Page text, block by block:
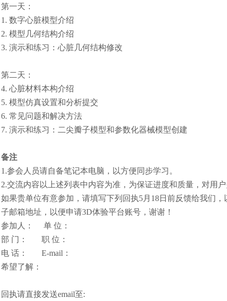
第一天：
1. 数字心脏模型介绍
2. 模型几何结构介绍
3. 演示和练习：心脏几何结构修改
第二天：
4. 心脏材料本构介绍
5. 模型仿真设置和分析提交
6. 常见问题和解决方法
7. 演示和练习：二尖瓣子模型和参数化器械模型创建
备注
1.参会人员请自备笔记本电脑，以方便同步学习。
2.交流内容以上述列表中内容为准，为保证进度和质量，对用
如果贵单位有意参加，请填写下列回执5月18日前反馈给我们
子邮箱地址，以便申请3D体验平台账号，谢谢！
参加人： 单 位：
部 门： 职 位：
电 话： E-mail：
希望了解：
回执请直接发送email至:
汽车交通